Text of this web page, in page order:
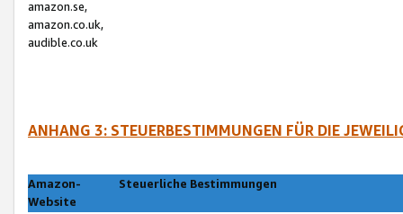
amazon.se,
amazon.co.uk,
audible.co.uk
ANHANG 3: STEUERBESTIMMUNGEN FÜR DIE
Amazon-
Website
Steuerliche Bestimmungen